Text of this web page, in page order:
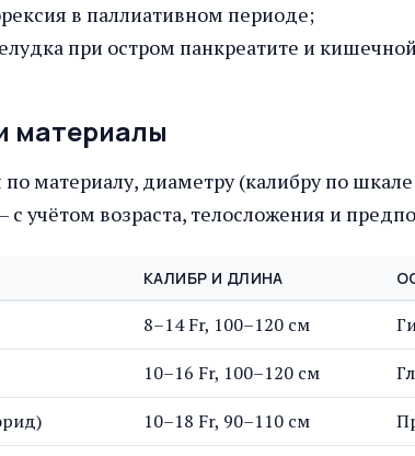
в паллиативном периоде;
при остром панкреатите и
материалы
материалу, диаметру (калибру по
учётом возраста, телосложения и
КАЛИБР И ДЛИНА
8–14 Fr, 100–120 см
10–16 Fr, 100–120 см
10–18 Fr, 90–110 см